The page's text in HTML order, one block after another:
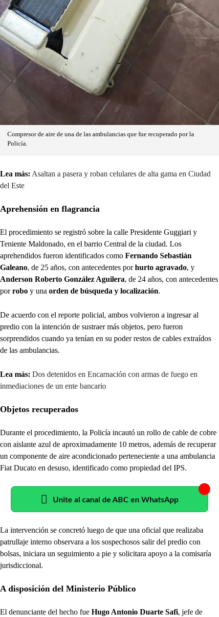
Compresor de aire de una de las ambulancias que fue recuperado por la
Policía.
Lea más: Asaltan a pasera y roban celulares de alta gama en Ciudad
del Este
Aprehensión en flagrancia
El procedimiento se registró sobre la calle Presidente Guggiari y
Teniente Maldonado, en el barrio Central de la ciudad. Los
aprehendidos fueron identificados como Fernando Sebastián
Galeano, de 25 años, con antecedentes porhurto agravado, y
Anderson Roberto González Aguilera, de 24 años, con antecedentes
porrobo y una orden de búsqueda y localización.
De acuerdo con el reporte policial, ambos volvieron a ingresar al
predio con la intención de sustraer más objetos, pero fueron
sorprendidos cuando ya tenían en su poder restos de cables extraídos
de las ambulancias.
Lea más: Dos detenidos en Encarnación con armas de fuego en
inmediaciones de un ente bancario
Objetos recuperados
Durante el procedimiento, la Policía incautó un rollo de cable de cobre
con aislante azul de aproximadamente 10 metros, además de recuperar
un componente de aire acondicionado perteneciente a una ambulancia
Fiat Ducato en desuso, identificado como propiedad del IPS.
Unite al canal de ABC en WhatsApp
La intervención se concretó luego de que una oficial que realizaba
patrullaje interno observara a los sospechosos salir del predio con
bolsas, iniciara un seguimiento a pie y solicitara apoyo a la comisaría
jurisdiccional.
A disposición del Ministerio Público
El denunciante del hecho fue Hugo Antonio Duarte Safi, jefe de